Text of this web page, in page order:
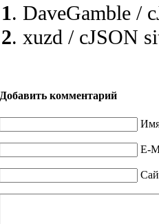
1. DaveGamble /
2. xuzd / cJSON
Добавить комментарий
Имя
E-